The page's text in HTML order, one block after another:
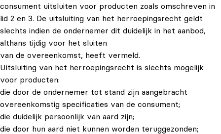
consument uitsluiten voor producten zoals omschreven in
lid 2 en 3. De uitsluiting van het herroepingsrecht geldt
slechts indien de ondernemer dit duidelijk in het aanbod,
althans tijdig voor het sluiten
van de overeenkomst, heeft vermeld.
Uitsluiting van het herroepingsrecht is slechts mogelijk
voor producten:
die door de ondernemer tot stand zijn aangebracht
overeenkomstig specificaties van de consument;
die duidelijk persoonlijk van aard zijn;
die door hun aard niet kunnen worden teruggezonden;